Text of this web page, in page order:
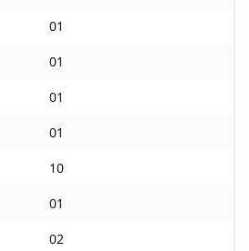
01
01
01
01
10
01
02